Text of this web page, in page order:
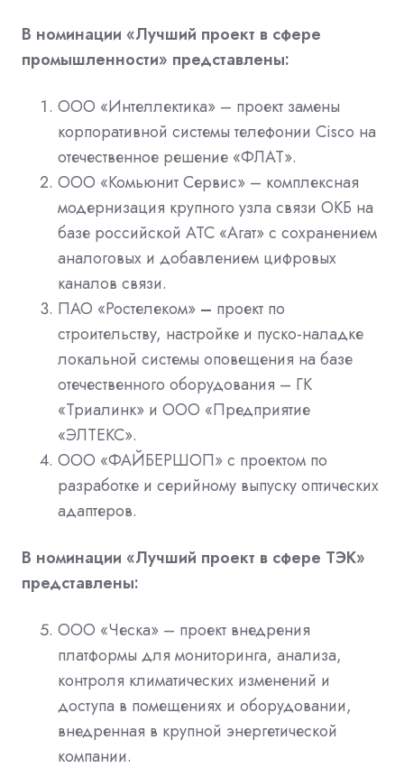
В номинации «Лучший проект в сфере
промышленности» представлены:
ООО «Интеллектика» – проект замены
корпоративной системы телефонии Cisco на
отечественное решение «ФЛАТ».
ООО «Комьюнит Сервис» – комплексная
модернизация крупного узла связи ОКБ на
базе российской АТС «Агат» с сохранением
аналоговых и добавлением цифровых
каналов связи.
ПАО «Ростелеком» – проект по
строительству, настройке и пуско-наладке
локальной системы оповещения на базе
отечественного оборудования – ГК
«Триалинк» и ООО «Предприятие
«ЭЛТЕКС».
ООО «ФАЙБЕРШОП» с проектом по
разработке и серийному выпуску оптических
адаптеров.
В номинации «Лучший проект в сфере ТЭК»
представлены:
ООО «Ческа» – проект внедрения
платформы для мониторинга, анализа,
контроля климатических изменений и
доступа в помещениях и оборудовании,
внедренная в крупной энергетической
компании.